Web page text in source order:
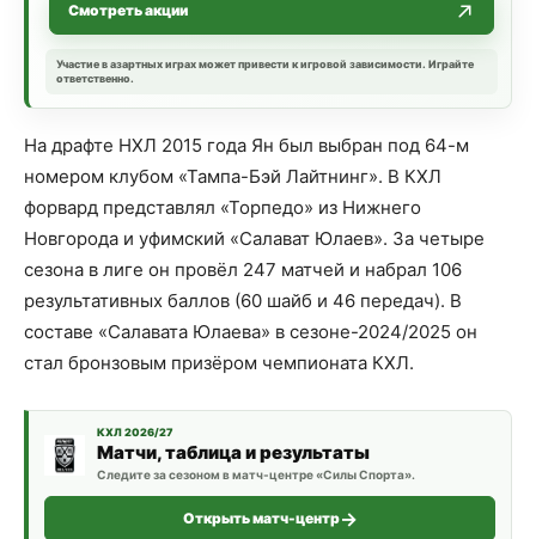
Смотреть акции
Участие в азартных играх может привести к игровой зависимости. Играйте
ответственно.
На драфте НХЛ 2015 года Ян был выбран под 64-м
номером клубом «Тампа-Бэй Лайтнинг». В КХЛ
форвард представлял «Торпедо» из Нижнего
Новгорода и уфимский «Салават Юлаев». За четыре
сезона в лиге он провёл 247 матчей и набрал 106
результативных баллов (60 шайб и 46 передач). В
составе «Салавата Юлаева» в сезоне-2024/2025 он
стал бронзовым призёром чемпионата КХЛ.
КХЛ 2026/27
Матчи, таблица и результаты
Следите за сезоном в матч-центре «Силы Спорта».
Открыть матч-центр